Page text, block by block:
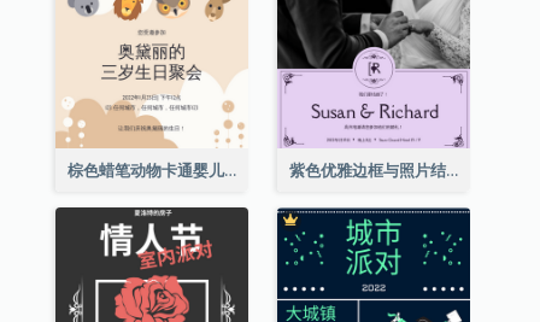
棕色蜡笔动物卡通婴儿生日邀请 紫色优雅边框与照片结婚请柬